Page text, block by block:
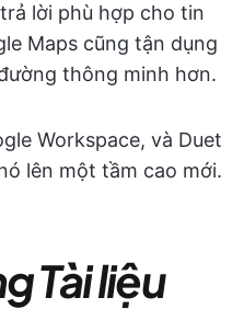
lời phù hợp cho tin
Maps cũng tận dụng
thông minh hơn.
Workspace, và Duet
lên một tầm cao mới.
Tài liệu